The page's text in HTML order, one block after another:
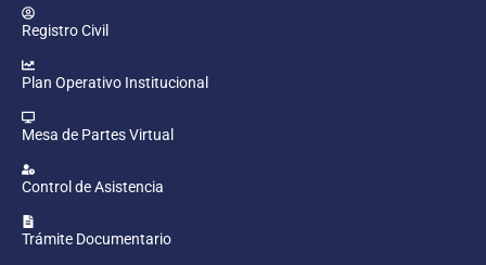
Registro Civil
Plan Operativo Institucional
Mesa de Partes Virtual
Control de Asistencia
Trámite Documentario